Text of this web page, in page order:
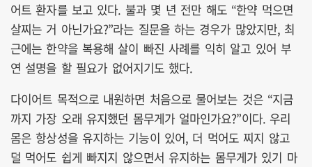
어트 환자를 보고 있다. 불과 몇 년 전만 해도 “한약 먹으면
살찌는 거 아닌가요?”라는 질문을 하는 경우가 많았지만, 최
근에는 한약을 복용해 살이 빠진 사례를 익히 알고 있어 부
연 설명을 할 필요가 없어지기도 했다.
다이어트 목적으로 내원하면 처음으로 물어보는 것은 “지금
까지 가장 오래 유지했던 몸무게가 얼마인가요?”이다. 우리
몸은 항상성을 유지하는 기능이 있어, 더 먹어도 찌지 않고
덜 먹어도 쉽게 빠지지 않으면서 유지하는 몸무게가 있기 마